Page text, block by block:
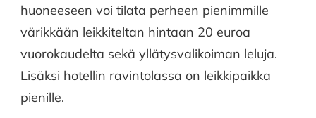
huoneeseen voi tilata perheen pienimmille
värikkään leikkiteltan hintaan 20 euroa
vuorokaudelta sekä yllätysvalikoiman leluja.
Lisäksi hotellin ravintolassa on leikkipaikka
pienille.